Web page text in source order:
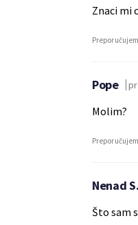
Znaci mi
Preporučujem
Pope
Molim?
Preporučujem
Nenad
Što sam